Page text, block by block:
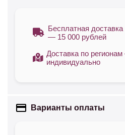
Бесплатная доставка
— 15 000 рублей
Доставка по
индивидуально
Варианты оплаты